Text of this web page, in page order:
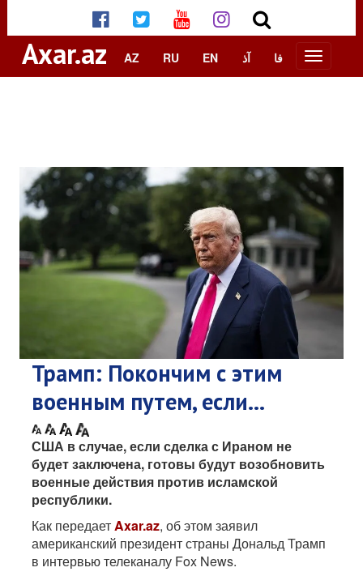
Axar.az AZ RU EN آذ فا
Трамп: Покончим с этим
военным путем, если...
США в случае, если сделка с Ираном не
будет заключена, готовы будут возобновить
военные действия против исламской
республики.
Как передает Axar.az, об этом заявил
американский президент страны Дональд Трамп
в интервью телеканалу Fox News.